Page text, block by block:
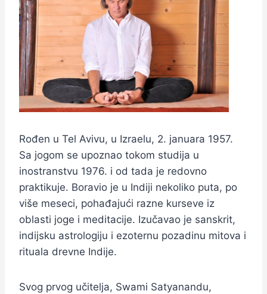
Rođen u Tel Avivu, u Izraelu, 2. januara 1957.
Sa jogom se upoznao tokom studija u
inostranstvu 1976. i od tada je redovno
praktikuje. Boravio je u Indiji nekoliko puta, po
više meseci, pohađajući razne kurseve iz
oblasti joge i meditacije. Izučavao je sanskrit,
indijsku astrologiju i ezoternu pozadinu mitova i
rituala drevne Indije.
Svog prvog učitelja, Swami Satyanandu,